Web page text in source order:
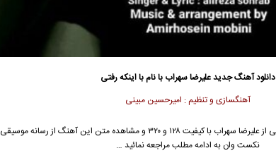
دانلود آهنگ جدیدعلیرضا سهراب با نام با اینکه رفتی
آهنگسازی وتنظیم : امیرحسین مبینی
جهت دانلود آهنگ با اینکه رفتی از علیرضا سهراب با کیفیت ۱۲۸ و ۳۲۰ و مشاهده متن این آهنگ از رسانه موسیقی
نکست وان به ادامه مطلب مراجعه نمائید …